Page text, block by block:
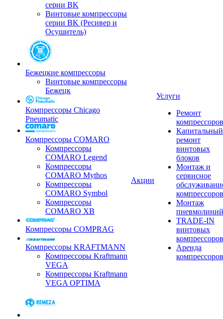
серии BK
Винтовые компрессоры
серии BK (Ресивер и
Осушитель)
Бежецкие компрессоры
Винтовые компрессоры
Бежецк
Компрессоры Chicago
Pneumatic
Компрессоры COMARO
Компрессоры
COMARO Legend
Компрессоры
COMARO Mythos
Компрессоры
COMARO Symbol
Компрессоры
COMARO XB
Компрессоры COMPRAG
Компрессоры KRAFTMANN
Компрессоры Kraftmann
VEGA
Компрессоры Kraftmann
VEGA OPTIMA
Акции
Услуги
Ремонт
компрессоров
Капитальный
ремонт
винтовых
блоков
Монтаж и
сервисное
компрессоров
Монтаж
пневмолиний
TRADE-IN
винтовых
компрессоров
Аренда
компрессоров